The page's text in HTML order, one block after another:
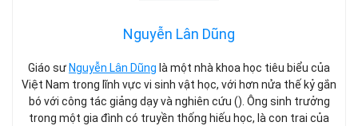
Nguyễn Lân Dũng
Giáo sư Nguyễn Lân Dũng là một nhà khoa học tiêu biểu của
Việt Nam trong lĩnh vực vi sinh vật học, với hơn nửa thế kỷ gắn
bó với công tác giảng dạy và nghiên cứu (). Ông sinh trưởng
trong một gia đình có truyền thống hiếu học, là con trai của